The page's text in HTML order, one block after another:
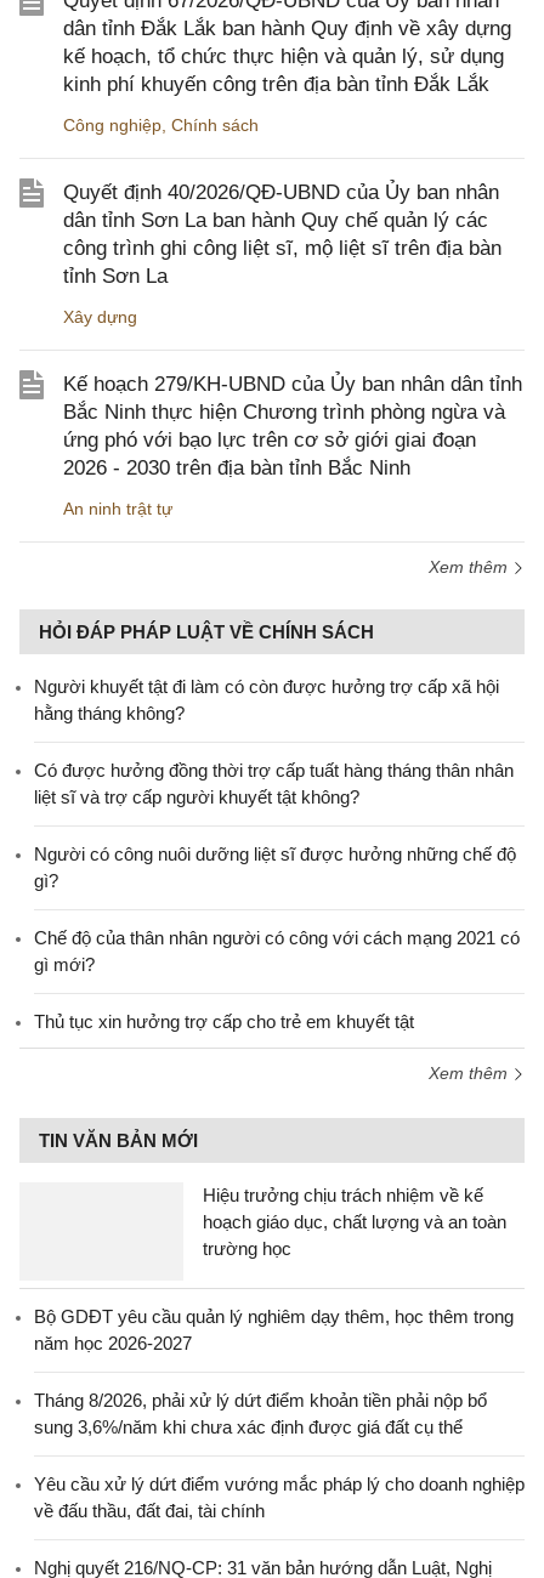
dân tỉnh Đắk Lắk ban hành Quy định về xây dựng
kế hoạch, tổ chức thực hiện và quản lý, sử dụng
kinh phí khuyến công trên địa bàn tỉnh Đắk Lắk
Công nghiệp Chính sách
Quyết định 40/2026/QĐ-UBND của Ủy ban nhân
dân tỉnh Sơn La ban hành Quy chế quản lý các
công trình ghi công liệt sĩ, mộ liệt sĩ trên địa bàn
tỉnh Sơn La
Xây dựng
Kế hoạch 279/KH-UBND của Ủy ban nhân dân tỉnh
Bắc Ninh thực hiện Chương trình phòng ngừa và
ứng phó với bạo lực trên cơ sở giới giai đoạn
2026 - 2030 trên địa bàn tỉnh Bắc Ninh
An ninh trật tự
Xem thêm
HỎI ĐÁP PHÁP LUẬT VỀ CHÍNH SÁCH
Người khuyết tật đi làm có còn được hưởng trợ cấp xã hội
hằng tháng không?
​Có được hưởng đồng thời trợ cấp tuất hàng tháng thân nhân
liệt sĩ và trợ cấp người khuyết tật không?
Người có công nuôi dưỡng liệt sĩ được hưởng những chế độ
gì?
Chế độ của thân nhân người có công với cách mạng 2021 có
gì mới?
Thủ tục xin hưởng trợ cấp cho trẻ em khuyết tật
Xem thêm
TIN VĂN BẢN MỚI
Hiệu trưởng chịu trách nhiệm về kế
hoạch giáo dục, chất lượng và an toàn
trường học
Bộ GDĐT yêu cầu quản lý nghiêm dạy thêm, học thêm trong
năm học 2026-2027
Tháng 8/2026, phải xử lý dứt điểm khoản tiền phải nộp bổ
sung 3,6%/năm khi chưa xác định được giá đất cụ thể
Yêu cầu xử lý dứt điểm vướng mắc pháp lý cho doanh nghiệp
về đấu thầu, đất đai, tài chính
Nghị quyết 216/NQ-CP: 31 văn bản hướng dẫn Luật, Nghị